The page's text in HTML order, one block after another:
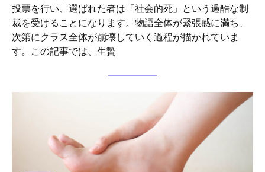
投票を行い、選ばれた者は「社会的死」という過酷な制
裁を受けることになります。物語全体が緊張感に満ち、
次第にクラス全体が崩壊していく過程が描かれていま
す。この記事では、生贄